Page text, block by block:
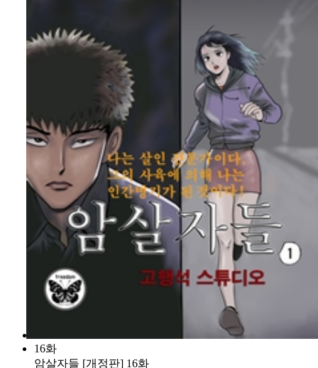
16화
암살자들 [개정판] 16화